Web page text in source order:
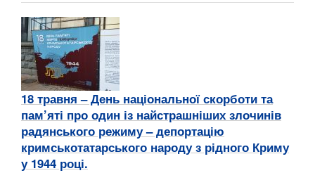
18 травня – День національної скорботи та
пам’яті про один із найстрашніших злочинів
радянського режиму – депортацію
кримськотатарського народу з рідного Криму
у 1944 році.